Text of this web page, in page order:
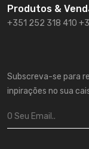
Produtos &
+351 252 318 410
Subscreva-se para
inpirações no sua